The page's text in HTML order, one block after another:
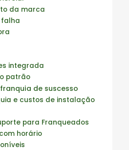
da marca
falha
integrada
patrão
de suscesso
e custos de instalação
para Franqueados
horário